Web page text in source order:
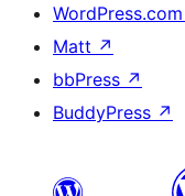
WordPress.com
Matt ↗
bbPress ↗
BuddyPress ↗